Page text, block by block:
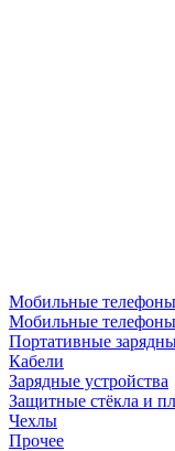
Мобильные телефоны
Мобильные телефоны
Портативные
Кабели
Зарядные устройства
Защитные стёкла и
Чехлы
Прочее